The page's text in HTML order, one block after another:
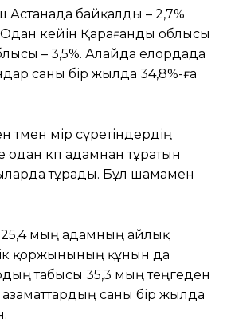
Астанада байқалды – 2,7%
кейін Қарағанды облысы
– 3,5%. Алайда елордада
саны бір жылда 34,8%-ға
төмен өмір сүретіндердің
одан көп адамнан тұратын
тұрады. Бұл шамамен
мың адамның айлық
қоржынының құнын да
табысы 35,3 мың теңгеден
азаматтардың саны бір жылда